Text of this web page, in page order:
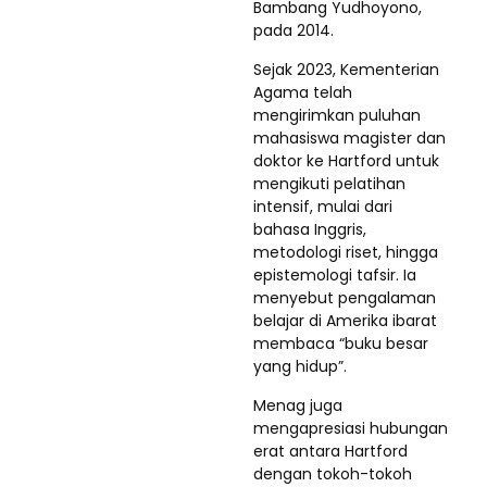
Bambang Yudhoyono,
pada 2014.
Sejak 2023, Kementerian
Agama telah
mengirimkan puluhan
mahasiswa magister dan
doktor ke Hartford untuk
mengikuti pelatihan
intensif, mulai dari
bahasa Inggris,
metodologi riset, hingga
epistemologi tafsir. Ia
menyebut pengalaman
belajar di Amerika ibarat
membaca “buku besar
yang hidup”.
Menag juga
mengapresiasi hubungan
erat antara Hartford
dengan tokoh-tokoh